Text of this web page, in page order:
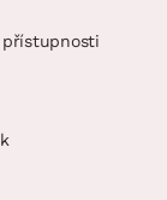
přístupnosti